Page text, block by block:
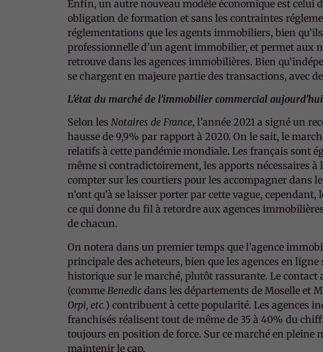
Enfin, un autre nouveau modèle économique est
obligation de formation et sans les contraintes
réglementations que les agents immobiliers, bien
professionnelle d’un agent immobilier, et permet aux
retrouve dans les agences immobilières. Bien
se chargent en majeure partie des transactions, avec
L’état du marché de l’immobilier commercial aujourd’hui
Selon les Notaires de France, l’année 2021 a signé un
hausse de 9,9% par rapport à 2020. On le sait, le
relatifs à cette pandémie mondiale. Les français sont
même si contradictoirement, les apports nécessaires
compter sur les courtiers pour les accompagner dans
n’ont qu’à se laisser porter par cette vague,
ce qui donne du fil à retordre aux agences
de chacun.
On notera dans un premier temps que l’agence
principale des acheteurs, bien que les agences en
historique sur le marché, plutôt rassurante. Le contact
(comme Benedic dans les départements de Moselle et
Orpi, etc.) contribuent à cette popularité. Les agences
franchisés réalisent tout de même de 35 à 40% du
toujours en position de force. Sur ce marché en pleine
maintenir le cap.